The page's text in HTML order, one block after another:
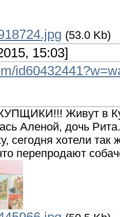
(53.0 Kb)
15:03]
Живут в
Аленой, дочь
сегодня хотели так
перепродают